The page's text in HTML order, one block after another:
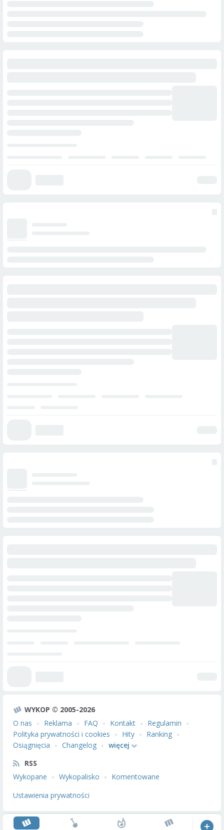
WYKOP © 2005-2026
O nas
Reklama FAQ Kontakt
Regulamin
Polityka prywatności i cookies
Hity
Ranking
Osiągnięcia
Changelog
więcej
RSS
Wykopane
Wykopalisko
Komentowane
Ustawienia prywatności